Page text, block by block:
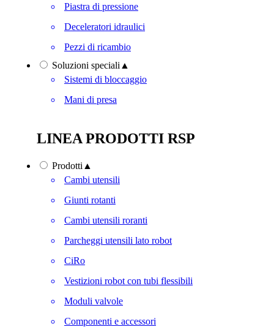
Piastra di pressione
Deceleratori idraulici
Pezzi di ricambio
Soluzioni speciali ▲
Sistemi di bloccaggio
Mani di presa
LINEA PRODOTTI RSP
Prodotti ▲
Cambi utensili
Giunti rotanti
Cambi utensili roranti
Parcheggi utensili lato robot
CiRo
Vestizioni robot con tubi flessibili
Moduli valvole
Componenti e accessori